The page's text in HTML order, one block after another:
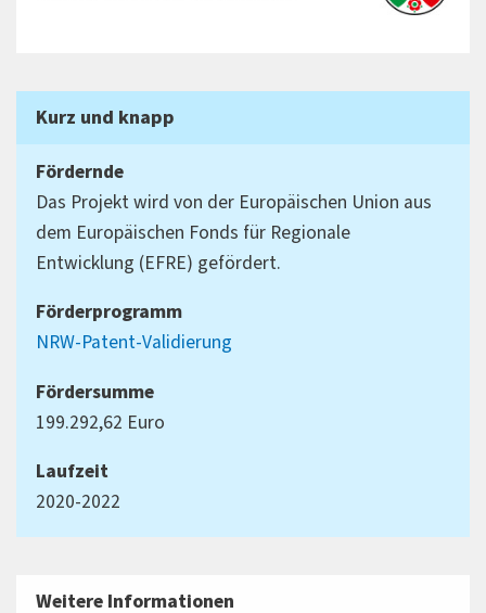
Kurz und knapp
Fördernde
Das Projekt wird von der Europäischen Union aus
dem Europäischen Fonds für Regionale
Entwicklung (EFRE) gefördert.
Förderprogramm
NRW-Patent-Validierung
Fördersumme
199.292,62 Euro
Laufzeit
2020-2022
Weitere Informationen